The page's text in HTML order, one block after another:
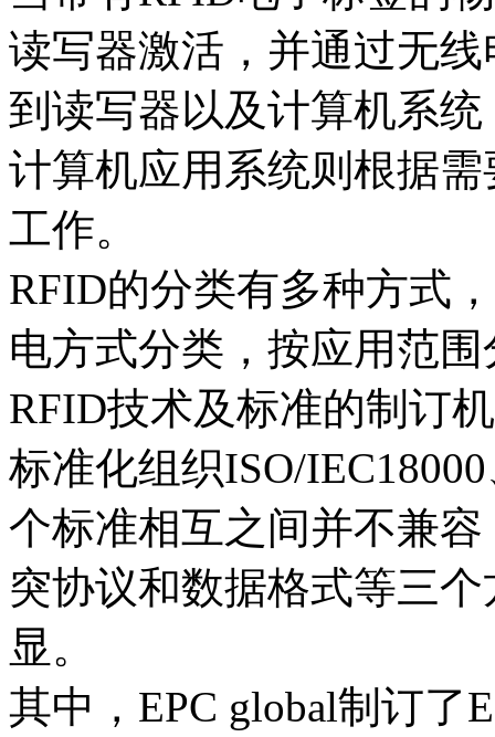
读写器激活，并通过无
到读写器以及计算机系
计算机应用系统则根据
工作。
RFID的分类有多种方式
电方式分类，按应用范
RFID技术及标准的制订
标准化组织ISO/
个标准相互之间并不兼
突协议和数据格式等三
显。
其中，EPC global制订了